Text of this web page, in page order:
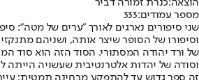
הוצאה:כנרת זמורה דביר
מספר עמודים:333
שני סיפורים נארגים לאורך "ערים של מטה":
וסיפורו של הסופר שיצר אותה, ושניהם
של ורד יהודה המסתורי. הסוד הזה הוא סוד
וסודה של יהדות אלטרנטיבית שעשויה הייתה